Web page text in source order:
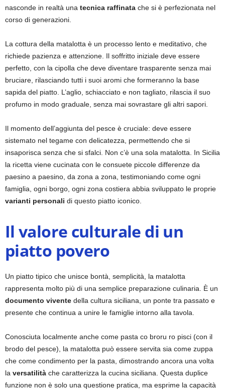
nasconde in realtà una tecnica raffinata che si è perfezionata nel
corso di generazioni.
La cottura della matalotta è un processo lento e meditativo, che
richiede pazienza e attenzione. Il soffritto iniziale deve essere
perfetto, con la cipolla che deve diventare trasparente senza mai
bruciare, rilasciando tutti i suoi aromi che formeranno la base
sapida del piatto. L’aglio, schiacciato e non tagliato, rilascia il suo
profumo in modo graduale, senza mai sovrastare gli altri sapori.
Il momento dell’aggiunta del pesce è cruciale: deve essere
sistemato nel tegame con delicatezza, permettendo che si
insaporisca senza che si sfalci. Non c’è una sola matalotta. In Sicilia
la ricetta viene cucinata con le consuete piccole differenze da
paesino a paesino, da zona a zona, testimoniando come ogni
famiglia, ogni borgo, ogni zona costiera abbia sviluppato le proprie
varianti personali di questo piatto iconico.
Il valore culturale di un
piatto povero
Un piatto tipico che unisce bontà, semplicità, la matalotta
rappresenta molto più di una semplice preparazione culinaria. È un
documento vivente della cultura siciliana, un ponte tra passato e
presente che continua a unire le famiglie intorno alla tavola.
Conosciuta localmente anche come pasta co broru ro pisci (con il
brodo del pesce), la matalotta può essere servita sia come zuppa
che come condimento per la pasta, dimostrando ancora una volta
la versatilità che caratterizza la cucina siciliana. Questa duplice
funzione non è solo una questione pratica, ma esprime la capacità